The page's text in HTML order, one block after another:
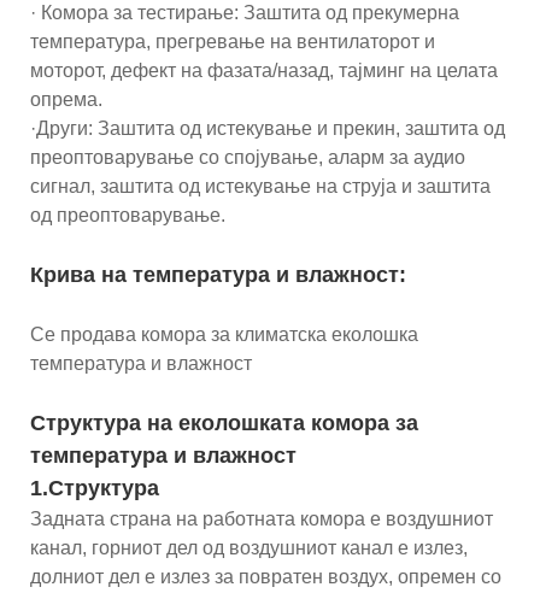
· Комора за тестирање: Заштита од прекумерна
температура, прегревање на вентилаторот и
моторот, дефект на фазата/назад, тајминг на целата
опрема.
·Други: Заштита од истекување и прекин, заштита од
преоптоварување со спојување, аларм за аудио
сигнал, заштита од истекување на струја и заштита
од преоптоварување.
Крива на температура и влажност:
Се продава комора за климатска еколошка
температура и влажност
Структура на еколошката комора за
температура и влажност
1.Структура
Задната страна на работната комора е воздушниот
канал, горниот дел од воздушниот канал е излез,
долниот дел е излез за повратен воздух, опремен со